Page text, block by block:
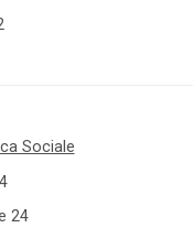
Sociale
24